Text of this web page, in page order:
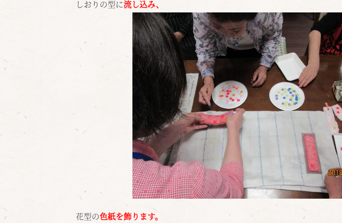
しおりの型に流し込み、
花型の色紙を飾ります。